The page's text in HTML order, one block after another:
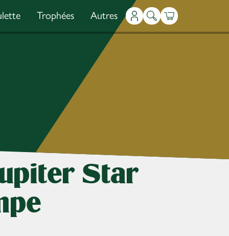
Trophées Autres Mon compte
Recherche
Panier
Star